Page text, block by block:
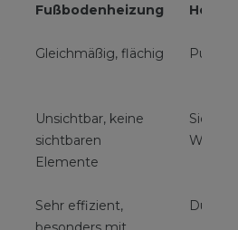
Fußbodenheizung
Gleichmäßig, flächig
Unsichtbar, keine
sichtbaren
Elemente
Sehr effizient,